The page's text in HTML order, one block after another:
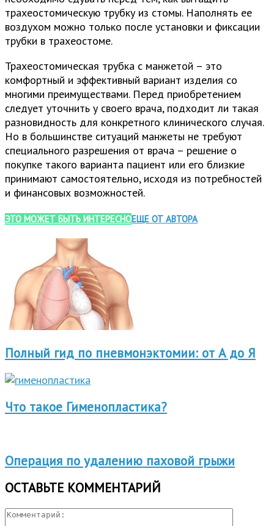
трахеостомическую трубку из стомы. Наполнять ее
воздухом можно только после установки и фиксации
трубки в трахеостоме.
Трахеостомическая трубка с манжетой – это
комфортный и эффективный вариант изделия со
многими преимуществами. Перед приобретением
следует уточнить у своего врача, подходит ли такая
разновидность для конкретного клинического случая.
Но в большинстве ситуаций манжеты не требуют
специального разрешения от врача – решение о
покупке такого варианта пациент или его близкие
принимают самостоятельно, исходя из потребностей
и финансовых возможностей.
ЭТО МОЖЕТ БЫТЬ ИНТЕРЕСНОЕЩЕ ОТ АВТОРА
Полный гид по пневмонэктомии: от А до Я
Что такое Гименопластика?
Операция по удалению паховой грыжи
ОСТАВЬТЕ КОММЕНТАРИЙ